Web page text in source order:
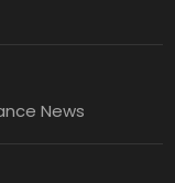
İlk
News